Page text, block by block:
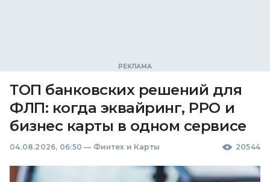
ТОП банковских решений для
ФЛП: когда эквайринг, РРО и
бизнес карты в одном сервисе
04.08.2026, 06:50 — Финтех и Карты 20544